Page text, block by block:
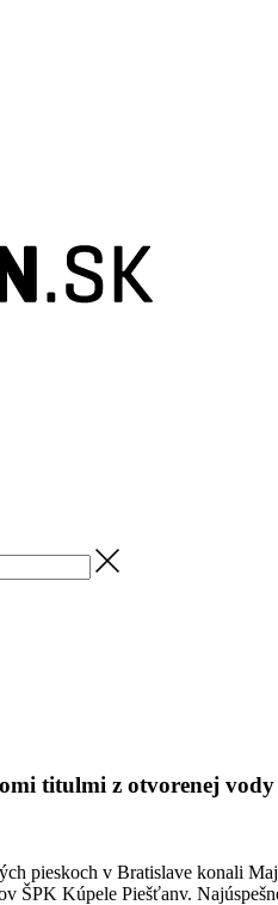
titulmi z otvorenej vody
pieskoch v Bratislave konali
ŠPK Kúpele Piešťanv.